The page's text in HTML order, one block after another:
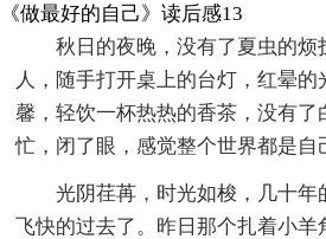
《做最好的自己》读后感13
秋日的夜晚，没有了夏虫的烦
人，随手打开桌上的台灯，红晕的
馨，轻饮一杯热热的香茶，没有了
忙，闭了眼，感觉整个世界都是自
光阴荏苒，时光如梭，几十年
飞快的过去了。昨日那个扎着小羊